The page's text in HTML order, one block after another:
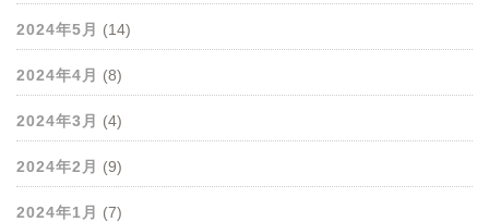
2024年5月 (14)
2024年4月 (8)
2024年3月 (4)
2024年2月 (9)
2024年1月 (7)